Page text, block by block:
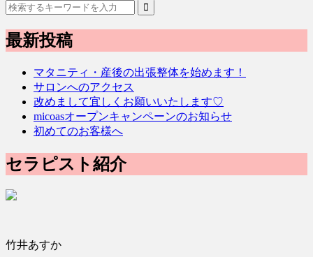
最新投稿
マタニティ・産後の出張整体を始めます！
サロンへのアクセス
改めまして宜しくお願いいたします♡
micoasオープンキャンペーンのお知らせ
初めてのお客様へ
セラピスト紹介
竹井あすか